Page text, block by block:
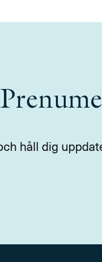
håll dig